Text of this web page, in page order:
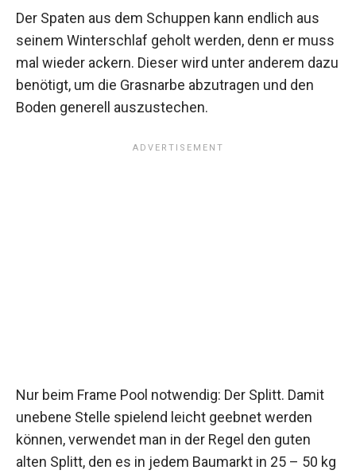
Der Spaten aus dem Schuppen kann endlich aus
seinem Winterschlaf geholt werden, denn er muss
mal wieder ackern. Dieser wird unter anderem dazu
benötigt, um die Grasnarbe abzutragen und den
Boden generell auszustechen.
Nur beim Frame Pool notwendig: Der Splitt. Damit
unebene Stelle spielend leicht geebnet werden
können, verwendet man in der Regel den guten
alten Splitt, den es in jedem Baumarkt in 25 – 50 kg